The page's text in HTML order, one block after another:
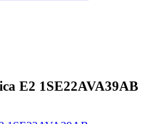
E2 1SE22AVA39AB